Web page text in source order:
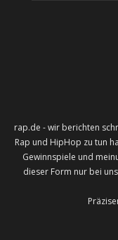
rap.de - wir berichten
Rap und HipHop zu tun
Gewinnspiele und
dieser Form nur bei